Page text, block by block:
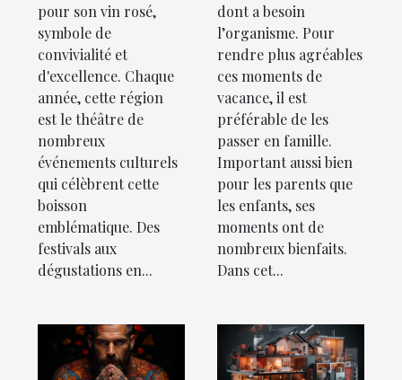
pour son vin rosé,
symbole de
convivialité et
d'excellence. Chaque
année, cette région
est le théâtre de
nombreux
événements culturels
qui célèbrent cette
boisson
emblématique. Des
festivals aux
dégustations en...
dont a besoin
l’organisme. Pour
rendre plus agréables
ces moments de
vacance, il est
préférable de les
passer en famille.
Important aussi bien
pour les parents que
les enfants, ses
moments ont de
nombreux bienfaits.
Dans cet...